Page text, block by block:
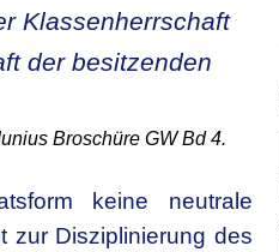
Klassenherrschaft
der besitzenden
Broschüre GW Bd 4.
keine neutrale
zur Disziplinierung des